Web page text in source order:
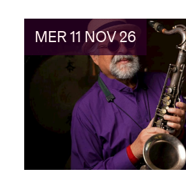
MER 11 NOV 26